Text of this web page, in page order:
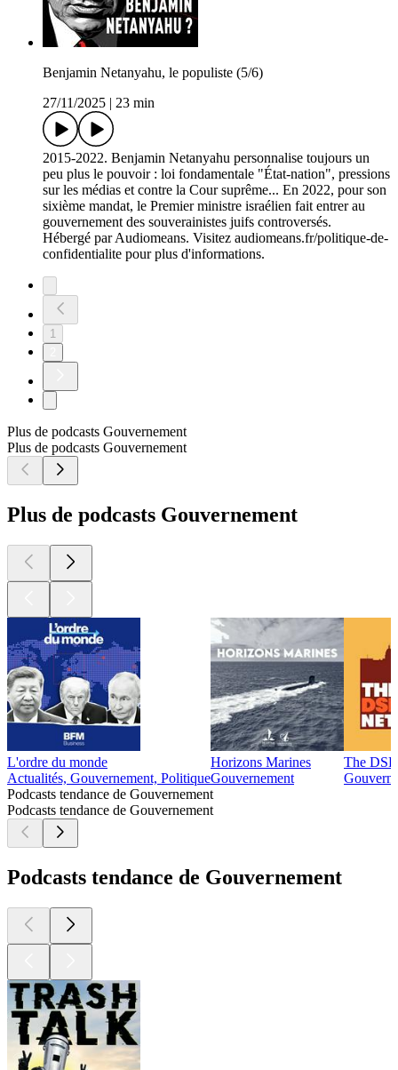
Benjamin Netanyahu, le populiste (5/6)
27/11/2025
23 min
2015-2022. Benjamin Netanyahu personnalise toujours un
peu plus le pouvoir : loi fondamentale "État-nation", pressions
sur les médias et contre la Cour suprême... En 2022, pour son
sixième mandat, le Premier ministre israélien fait entrer au
gouvernement des souverainistes juifs controversés.
Hébergé par Audiomeans. Visitez audiomeans.fr/politique-de-
confidentialite pour plus d'informations.
1
Plus de podcasts Gouvernement
Plus de podcasts Gouvernement
Plus de podcasts Gouvernement
L'ordre du monde
Actualités, Gouvernement, Politique
Horizons Marines
Gouvernement
The
Podcasts tendance de Gouvernement
Podcasts tendance de Gouvernement
Podcasts tendance de Gouvernement